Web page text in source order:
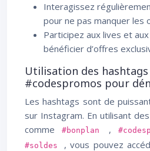
Interagissez
pour ne pas manquer les
Participez aux lives et
bénéficier d’offres
Utilisation des
#codespromos pour
Les hashtags sont de
sur Instagram. En utilisant
comme
#bonplan ,
#soldes , vous pouvez